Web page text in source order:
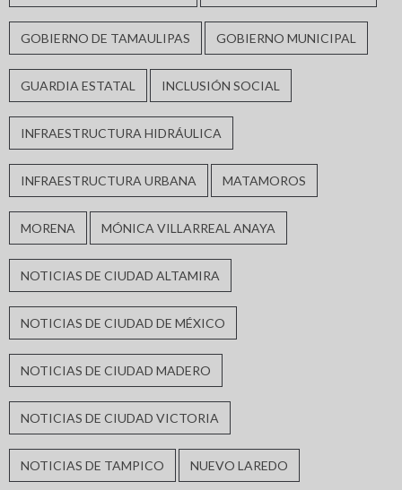
GOBIERNO DE TAMAULIPAS GOBIERNO MUNICIPAL
GUARDIA ESTATAL INCLUSIÓN SOCIAL
INFRAESTRUCTURA HIDRÁULICA
INFRAESTRUCTURA URBANA MATAMOROS
MORENA MÓNICA VILLARREAL ANAYA
NOTICIAS DE CIUDAD ALTAMIRA
NOTICIAS DE CIUDAD DE MÉXICO
NOTICIAS DE CIUDAD MADERO
NOTICIAS DE CIUDAD VICTORIA
NOTICIAS DE TAMPICO NUEVO LAREDO